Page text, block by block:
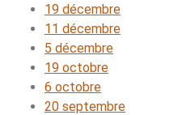
19 décembre
11 décembre
5 décembre
19 octobre
6 octobre
20 septembre